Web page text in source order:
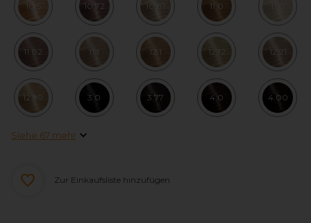
10.5 10.72 10.81 11.0
11.02 11.1 12.1 12.12 12.21
12.89 3.0 3.77 4.0 4.00
Siehe 67 mehr
Zur Einkaufsliste hinzufügen